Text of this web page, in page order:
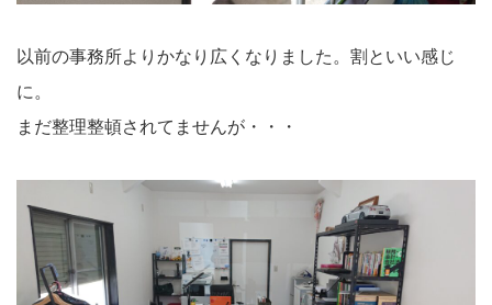
以前の事務所よりかなり広くなりました。割といい感じ
に。
まだ整理整頓されてませんが・・・